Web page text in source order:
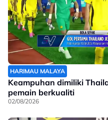
HARIMAU MALAYA
Keampuhan dimiliki
pemain berkualiti
02/08/2026